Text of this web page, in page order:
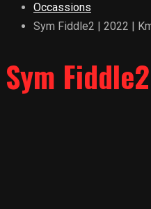
Occassions
Sym Fiddle2 | 2022 |
Sym